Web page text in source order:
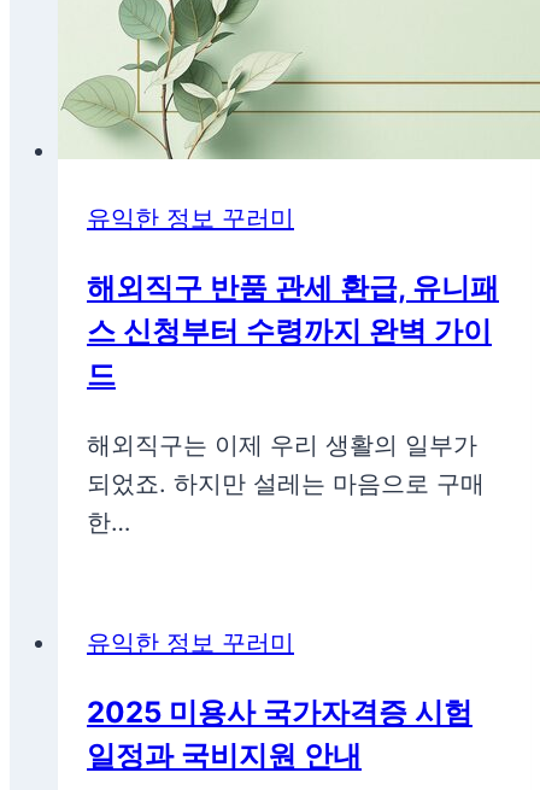
유익한 정보 꾸러미
해외직구 반품 관세 환급, 유니패
스 신청부터 수령까지 완벽 가이
드
해외직구는 이제 우리 생활의 일부가
되었죠. 하지만 설레는 마음으로 구매
한…
유익한 정보 꾸러미
2025 미용사 국가자격증 시험
일정과 국비지원 안내